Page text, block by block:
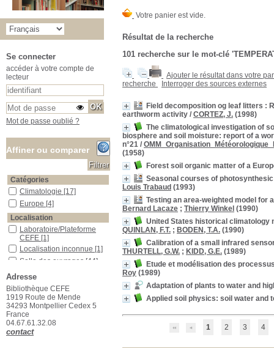
Résultat de la recherche
101 recherche sur le mot-clé
Ajouter le résultat dans votre
recherche
Interroger des sources externes
Field decomposition og leaf litters :
earthworm activity / CORTEZ, J. (1998)
The climatological investigation of
biosphere and soil moisture: report of a
n°21 /
(1958)
Forest soil organic matter of a
Seasonal courses of
Louis Trabaud (1993)
Testing an area-weighted model for
Bernard Lacaze ; Thierry Winkel (1990)
United States historical climatology
QUINLAN, F.T. ; BODEN, T.A. (1990)
Calibration of a small infrared
THURTELL, G.W. ; KIDD, G.E. (1989)
Etude et modélisation des
Roy (1989)
Adaptation of plants to water and
Applied soil physics: soil water and
1 2 3 4
Se connecter
accéder à votre compte de
lecteur
Mot de passe oublié ?
Affiner ou comparer
Catégories
Climatologie
Climatologie [17]
EuropeEurope [4]
Localisation
Laboratoire/Plateforme CEFE
Laboratoire/Plateforme
CEFE [1]
Localisation inconnue
Localisation inconnue [1]
Salle des ouvrages
Salle des ouvrages [44]
Salle des périodiques Le Houérou
Salle des périodiques Le
Houérou
Section
02_Pastoralisme
02_Pastoralisme[1]
04_Ecologie_animale
04_Ecologie_animale
07_Climatologie
07_Climatologie
Adresse
Bibliothèque CEFE
1919 Route de Mende
34293 Montpellier Cedex 5
France
04.67.61.32.08
contact